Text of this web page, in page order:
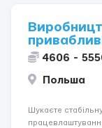
4606 -
Польша
Шукаєте